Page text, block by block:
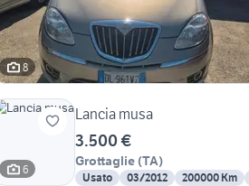
8
6
Lancia musa
3.500 €
Grottaglie (TA)
Usato 03/2012 200000 Km